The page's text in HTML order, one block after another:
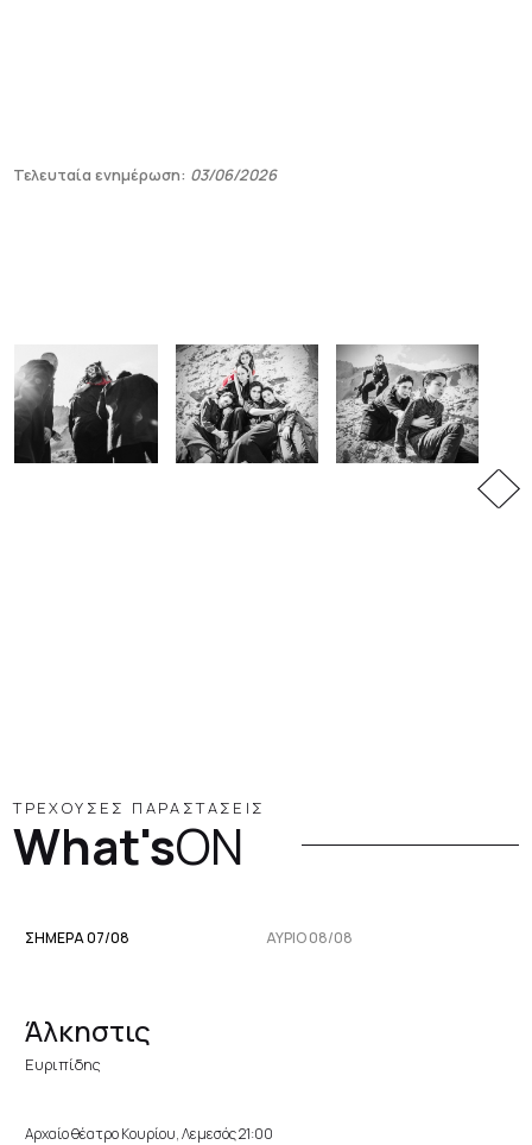
Τελευταία ενημέρωση: 03/06/2026
ΤΡΕΧΟΥΣΕΣ ΠΑΡΑΣΤΑΣΕΙΣ
What'sON
ΣΗΜΕΡΑ 07/08 ΑΥΡΙΟ 08/08
Άλκηστις
Ευριπίδης
Αρχαίο θέατρο Κουρίου, Λεμεσός 21:00